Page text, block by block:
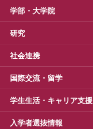
学部・大学院
研究
社会連携
国際交流・留学
学生生活・キャリア支援
入学者選抜情報